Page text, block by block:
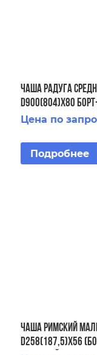
ЧАША Радуга
D900(804)х80
Плитка-86
Цена по
Подробнее
ЧАША Римский
D258(187,5)х56